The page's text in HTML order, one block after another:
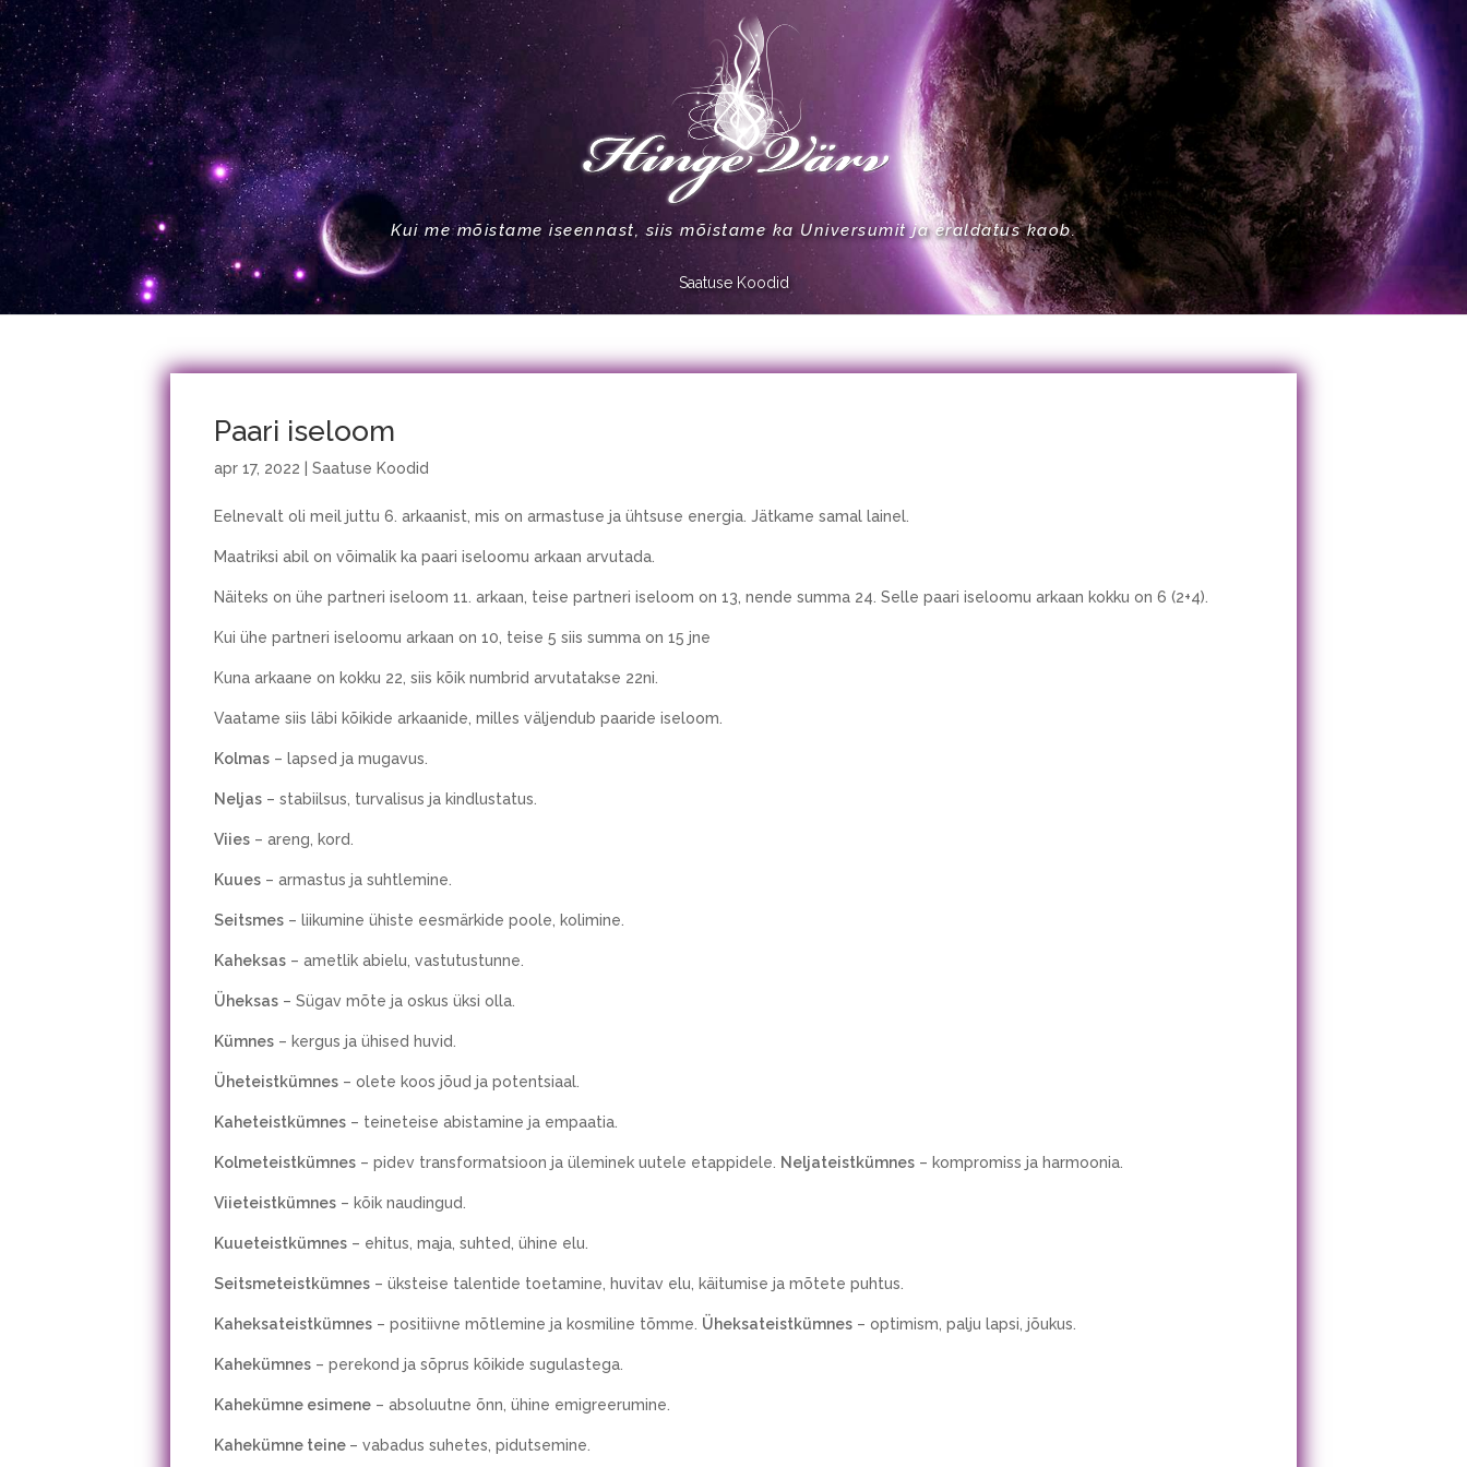
Kui me mõistame iseennast, siis mõistame ka Universumit ja eraldatus kaob.
Saatuse Koodid
Paari iseloom
apr 17, 2022 Saatuse Koodid
Eelnevalt oli meil juttu 6. arkaanist, mis on armastuse ja ühtsuse energia. Jätkame samal lainel.
Maatriksi abil on võimalik ka paari iseloomu arkaan arvutada.
Näiteks on ühe partneri iseloom 11. arkaan, teise partneri iseloom on 13, nende summa 24. Selle paari iseloomu arkaan kokku on 6 (2+4).
Kui ühe partneri iseloomu arkaan on 10, teise 5 siis summa on 15 jne
Kuna arkaane on kokku 22, siis kõik numbrid arvutatakse 22ni.
Vaatame siis läbi kõikide arkaanide, milles väljendub paaride iseloom.
Kolmas– lapsed ja mugavus.
Neljas– stabiilsus, turvalisus ja kindlustatus.
Viies– areng, kord.
Kuues– armastus ja suhtlemine.
Seitsmes– liikumine ühiste eesmärkide poole, kolimine.
Kaheksas– ametlik abielu, vastutustunne.
Üheksas– Sügav mõte ja oskus üksi olla.
Kümnes– kergus ja ühised huvid.
Üheteistkümnes– olete koos jõud ja potentsiaal.
Kaheteistkümnes– teineteise abistamine ja empaatia.
Kolmeteistkümnes– pidev transformatsioon ja üleminek uutele etappidele. Neljateistkümnes– kompromiss ja harmoonia.
Viieteistkümnes– kõik naudingud.
Kuueteistkümnes– ehitus, maja, suhted, ühine elu.
Seitsmeteistkümnes– üksteise talentide toetamine, huvitav elu, käitumise ja mõtete puhtus.
Kaheksateistkümnes– positiivne mõtlemine ja kosmiline tõmme. Üheksateistkümnes– optimism, palju lapsi, jõukus.
Kahekümnes– perekond ja sõprus kõikide sugulastega.
Kahekümne esimene– absoluutne õnn, ühine emigreerumine.
Kahekümne teine – vabadus suhetes, pidutsemine.